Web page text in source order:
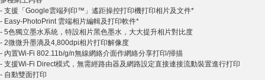
- 支援「Google雲端列印™」遙距操控打印機打印相片及文件*
- Easy-PhotoPrint 雲端相片編輯及打印軟件*
- 5色獨立墨水系統，特設相片黑色墨水，大大提升相片對比度
- 2微微升墨滴及4,800dpi相片打印解像度
- 內置Wi-Fi 802.11b/g/n無線網絡介面作網絡分享打印/掃描
- 支援Wi-Fi Direct模式，無需經路由器及網路設定直接連接流動裝置進行打印
- 自動雙面打印